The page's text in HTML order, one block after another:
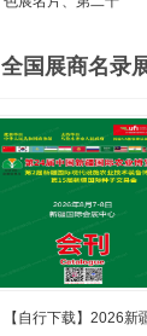
全国展商名录
【自行下载】2026新